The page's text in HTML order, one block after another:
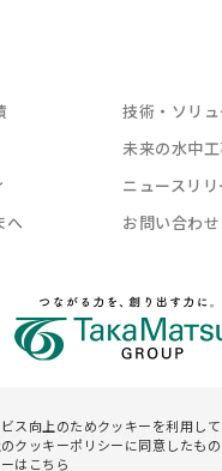
技術・ソリ
未来の水中
ニュースリリ
へ
お問い合わせ
プ プライバシーポリシー サ
ス向上のためクッキーを利用し
クッキーポリシーに同意したもの
はこちら